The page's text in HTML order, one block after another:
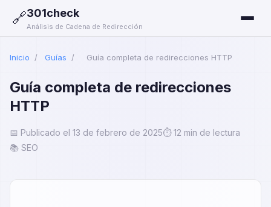
🔗301check
Análisis de Cadena de Redirección
Inicio / Guías / Guía completa de redirecciones HTTP
Guía completa de redirecciones
HTTP
📅 Publicado el 13 de febrero de 2025⏱️ 12 min de lectura
📚 SEO